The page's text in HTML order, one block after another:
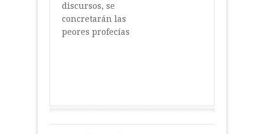
discursos, se
concretarán las
peores profecías